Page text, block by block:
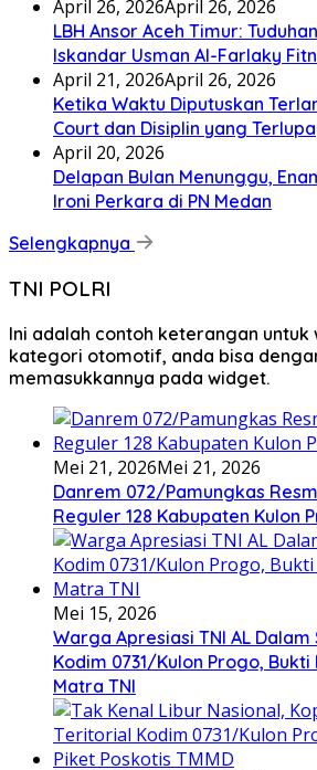
April 26, 2026April 26, 2026
LBH Ansor Aceh Timur:
Iskandar Usman Al-Farlaky
April 21, 2026April 26, 2026
Ketika Waktu Diputuskan
Court dan Disiplin yang Terlupa
April 20, 2026
Delapan Bulan Menunggu,
Ironi Perkara di PN Medan
Selengkapnya
TNI POLRI
Ini adalah contoh keterangan untuk
kategori otomotif, anda bisa
memasukkannya pada widget.
Mei 21, 2026Mei 21, 2026
Danrem 072/Pamungkas
Reguler 128 Kabupaten Kulon
Mei 15, 2026
Warga Apresiasi TNI AL Dalam
Kodim 0731/Kulon Progo,
Matra TNI